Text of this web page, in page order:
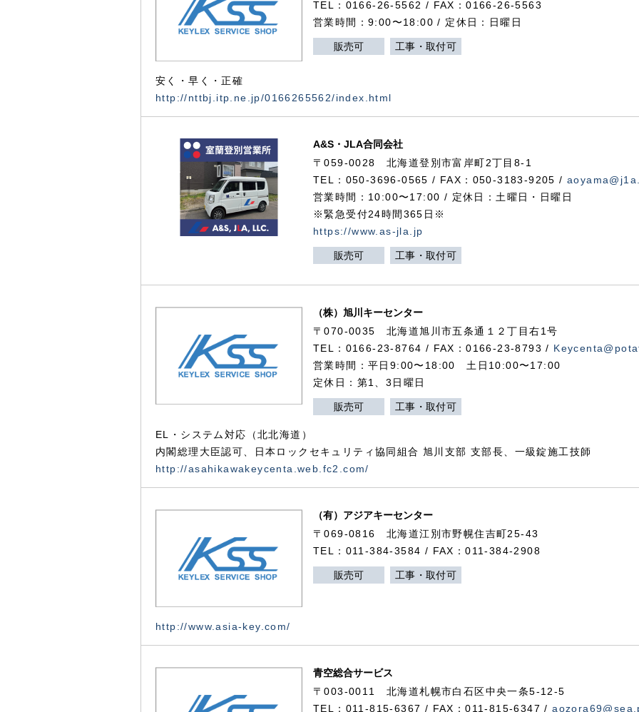
TEL：0166-26-5562 / FAX：0166-26-5563
営業時間：9:00〜18:00 / 定休日：日曜日
販売可 工事・取付可
安く・早く・正確
http://nttbj.itp.ne.jp/0166265562/index.html
A&S・JLA合同会社
〒059-0028北海道登別市富岸町2丁目 8-1
TEL：050-3696-0565 / FAX：050-3183-9205 /
営業時間：10:00〜17:00 / 定休日：土曜日・日曜日
※緊急受付24時間365日※
https://www.as-jla.jp
販売可 工事・取付可
（株）旭川キーセンター
〒070-0035 北海道旭川市五条通１２丁目右1号
TEL：0166-23-8764 / FAX：0166-23-8793 /
営業時間：平日9:00〜18:00 土日10:00〜17:00
定休日：第1、3日曜日
販売可 工事・取付可
EL・システム対応（北北海道）
内閣総理大臣認可、日本ロックセキュリティ協同組合 旭川支部 支部長、一級錠施工技師
http://asahikawakeycenta.web.fc2.com/
（有）アジアキーセンター
〒069-0816 北海道江別市野幌住吉町25-43
TEL：011-384-3584 / FAX：011-384-2908
販売可 工事・取付可
http://www.asia-key.com/
青空総合サービス
〒003-0011 北海道札幌市白石区中央一条5-12-5
TEL：011-815-6367 / FAX：011-815-6347 /